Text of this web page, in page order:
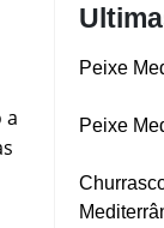
a
Peixe
Peixe